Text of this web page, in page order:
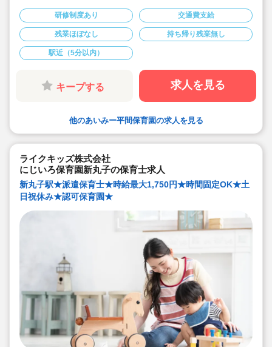
◆フルタイムできる方、歓迎♪
◆詳細はお気軽にご相談ください！
研修制度あり 交通費支給
残業ほぼなし 持ち帰り残業無し
駅近（5分以内）
キープする 求人を見る
他のあいみー平間保育園の求人を見る
ライクキッズ株式会社
にじいろ保育園新丸子の保育士求人
新丸子駅★派遣保育士★時給最大1,750円★時間固定OK★土
日祝休み★認可保育園★